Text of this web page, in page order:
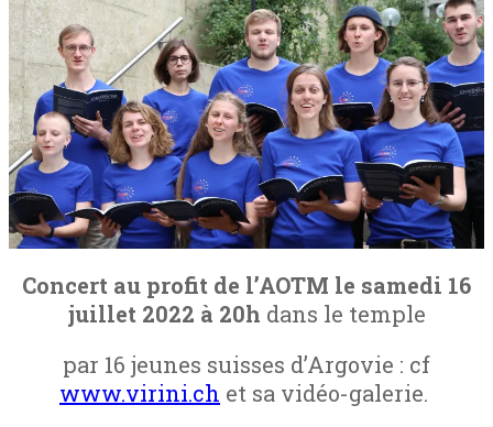
Concert au profit de l’AOTM le samedi 16
juillet 2022 à 20h dans le temple
par 16 jeunes suisses d’Argovie : cf
www.virini.ch et sa vidéo-galerie.